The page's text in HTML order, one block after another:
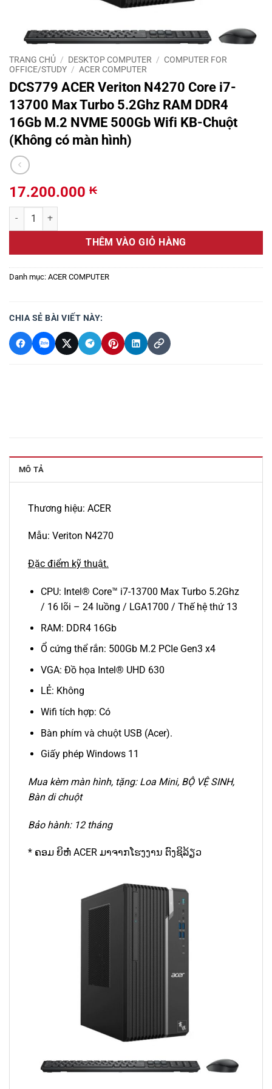
TRANG CHỦ / DESKTOP COMPUTER / COMPUTER FOR
OFFICE/STUDY / ACER COMPUTER
DCS779 ACER Veriton N4270 Core i7-
13700 Max Turbo 5.2Ghz RAM DDR4
16Gb M.2 NVME 500Gb Wifi KB-Chuột
(Không có màn hình)
17.200.000 ₭
DCS779 ACER Veriton N4270 Core i7-13700 Max Turbo 5.2Ghz
THÊM VÀO GIỎ HÀNG
Danh mục: ACER COMPUTER
CHIA SẺ BÀI VIẾT NÀY:
MÔ TẢ
Thương hiệu: ACER
Mẫu: Veriton N4270
Đặc điểm kỹ thuật.
CPU: Intel® Core™ i7-13700 Max Turbo 5.2Ghz
/ 16 lõi – 24 luồng / LGA1700 / Thế hệ thứ 13
RAM: DDR4 16Gb
Ổ cứng thể rắn: 500Gb M.2 PCIe Gen3 x4
VGA: Đồ họa Intel® UHD 630
LẺ: Không
Wifi tích hợp: Có
Bàn phím và chuột USB (Acer).
Giấy phép Windows 11
Mua kèm màn hình, tặng: Loa Mini, BỘ VỆ SINH,
Bàn di chuột
Bảo hành: 12 tháng
* ຄອມ ຍິຫໍ່ ACER ມາຈາກໂຮງງານ ຕົງຊິລ້ຽວ